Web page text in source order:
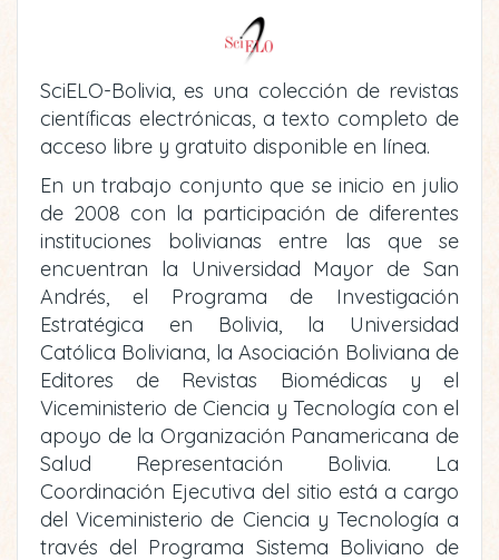
SciELO-Bolivia, es una colección de revistas
científicas electrónicas, a texto completo de
acceso libre y gratuito disponible en línea.
En un trabajo conjunto que se inicio en julio
de 2008 con la participación de diferentes
instituciones bolivianas entre las que se
encuentran la Universidad Mayor de San
Andrés, el Programa de Investigación
Estratégica en Bolivia, la Universidad
Católica Boliviana, la Asociación Boliviana de
Editores de Revistas Biomédicas y el
Viceministerio de Ciencia y Tecnología con el
apoyo de la Organización Panamericana de
Salud Representación Bolivia. La
Coordinación Ejecutiva del sitio está a cargo
del Viceministerio de Ciencia y Tecnología a
través del Programa Sistema Boliviano de